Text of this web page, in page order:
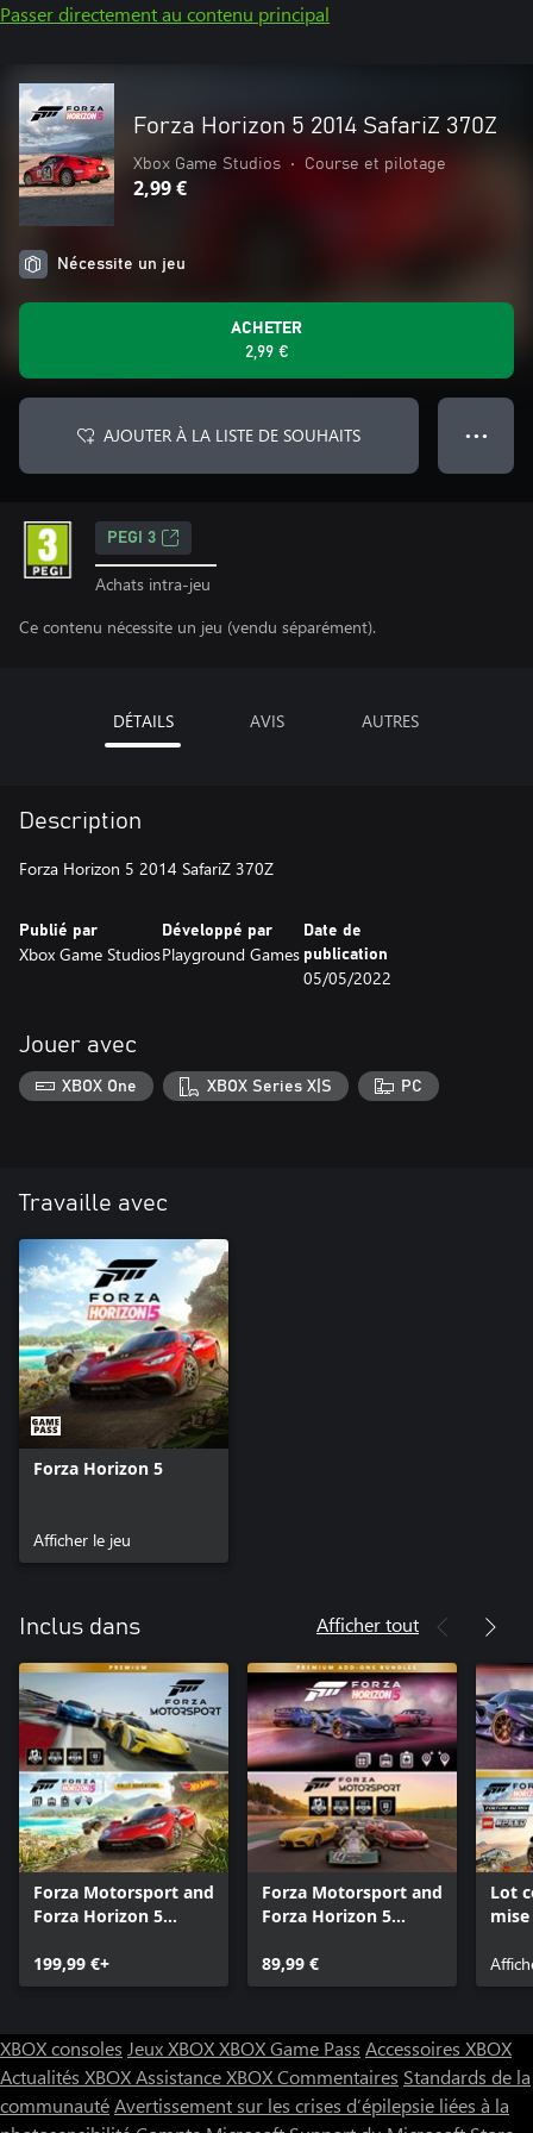
Passer directement au contenu principal
Forza Horizon 5 2014 SafariZ 370Z
Xbox Game Studios • Course et pilotage
2,99 €
Nécessite un jeu
ACHETER
2,99 €
AJOUTER À LA LISTE DE SOUHAITS ● ● ●
PEGI 3
Achats intra-jeu
Ce contenu nécessite un jeu (vendu séparément).
DÉTAILS AVIS AUTRES
Description
Forza Horizon 5 2014 SafariZ 370Z
Publié par
Xbox Game Studios
Développé par
Playground Games
Date de
publication
05/05/2022
Jouer avec
XBOX One XBOX Series X|S PC
Travaille avec
Forza Horizon 5
Afficher le jeu
Inclus dans Afficher tout
Forza Motorsport and
Forza Horizon 5
Bundle
199,99 €+
Forza Motorsport and
Forza Horizon 5
Bundle
89,99 €
Lot
XBOX consoles Jeux XBOXXBOX Game Pass Accessoires XBOX
Actualités XBOXAssistance XBOXCommentaires Standards de la
communautéAvertissement sur les crises d’épilepsie liées à la